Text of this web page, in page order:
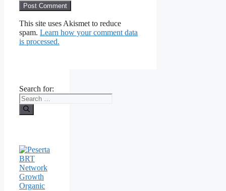
This site uses Akismet to reduce
spam. Learn how your comment data
is processed.
Search for: